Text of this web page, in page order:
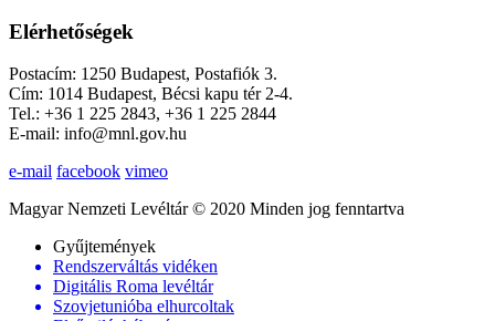
Elérhetőségek
Postacím: 1250 Budapest, Postafiók 3.
Cím: 1014 Budapest, Bécsi kapu tér 2-4.
Tel.: +36 1 225 2843, +36 1 225 2844
E-mail: info@mnl.gov.hu
e-mail facebook vimeo
Magyar Nemzeti Levéltár © 2020 Minden jog fenntartva
Gyűjtemények
Rendszerváltás vidéken
Digitális Roma levéltár
Szovjetunióba elhurcoltak